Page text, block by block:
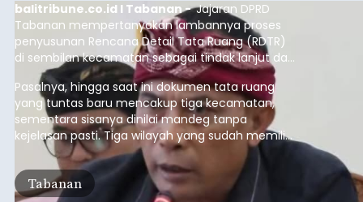
balitribune.co.id I Tabanan -Jajaran DPRD
Tabanan mempertanyakan lambannya proses
penyusunan Rencana Detail Tata Ruang (RDTR)
di sembilan kecamatan sebagai tindak lanjut dari
pelaksanaan RTRW.
Pasalnya, hingga saat ini dokumen tata ruang
yang tuntas baru mencakup tiga kecamatan,
sementara sisanya dinilai mandeg tanpa
kejelasan pasti. Tiga wilayah yang sudah memiliki
RDTR tersebut meliputi Kecamatan Kediri,
Tabanan, dan Selemadeg Barat.
Tabanan